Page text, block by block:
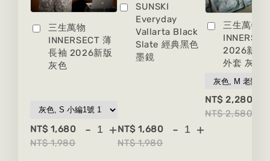
三生萬物
INNERSECT 薄
長袖 2026新版
灰色
NT$ 1,680
NT$ 1,980
- +
SUNSKI
Everyday
Vallarta Black
Slate 經典黑色
墨鏡
NT$ 1,680
NT$ 1,980
- +
三生萬物
2026新版
外套 灰色
NT$ 2,280
NT$ 2,580